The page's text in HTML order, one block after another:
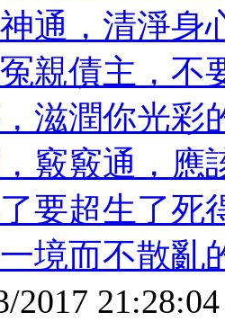
通，清淨身
親債主，不
滋潤你光彩
竅竅通，應
要超生了死
境而不散亂
2017 21:28:04